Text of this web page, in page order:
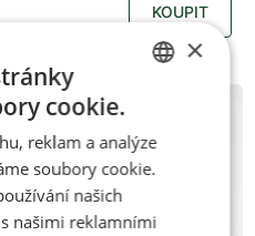
KOUPIT
ENGLISH
×
cookie.
reklam a analýze
soubory cookie.
našich
našimi reklamními